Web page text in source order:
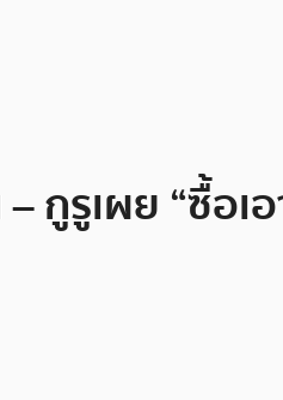
รูเผย “ซื้อเ